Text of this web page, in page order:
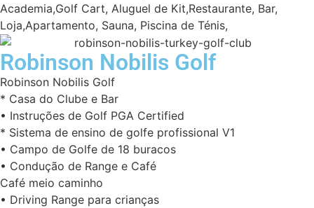
Academia,Golf Cart, Aluguel de Kit,Restaurante, Bar,
Loja,Apartamento, Sauna, Piscina de Ténis,
Robinson Nobilis Golf
Robinson Nobilis Golf
* Casa do Clube e Bar
• Instruções de Golf PGA Certified
* Sistema de ensino de golfe profissional V1
• Campo de Golfe de 18 buracos
• Condução de Range e Café
Café meio caminho
• Driving Range para crianças